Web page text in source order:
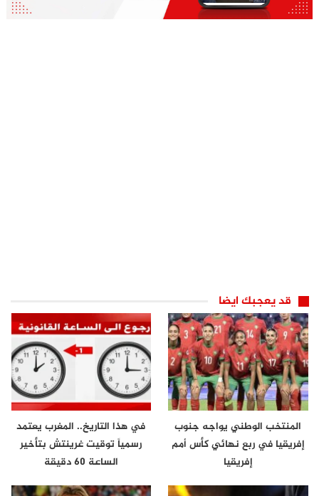
قد يعجبك ايضا
المنتخب الوطني يواجه جنوب
إفريقيا في ربع نهائي كأس أمم
إفريقيا
في هذا التاريخ.. المغرب يعتمد
رسمياً توقيت غرينتش بتأخير
الساعة 60 دقيقة